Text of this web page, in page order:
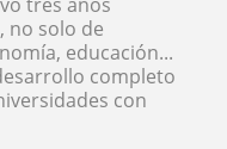
no solo de
educación...
completo
con